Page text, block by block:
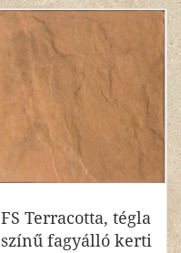
FS Terracotta, tégla
színű fagyálló kerti